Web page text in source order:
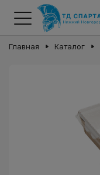
Главная Каталог